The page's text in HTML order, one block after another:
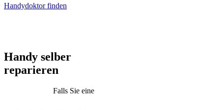
Handydoktor finden
Handy selber
reparieren
Falls Sie eine